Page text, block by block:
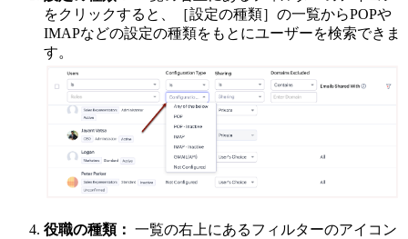
をクリックすると、［設定の種類］の一覧からPOPや
IMAPなどの設定の種類をもとにユーザーを検索できま
す。
役職の種類： 一覧の右上にあるフィルターのアイコン